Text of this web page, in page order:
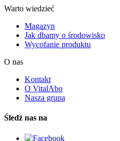
Warto wiedzieć
Magazyn
Jak dbamy o środowisko
Wycofanie produktu
O nas
Kontakt
O VitalAbo
Nasza grupa
Śledź nas na